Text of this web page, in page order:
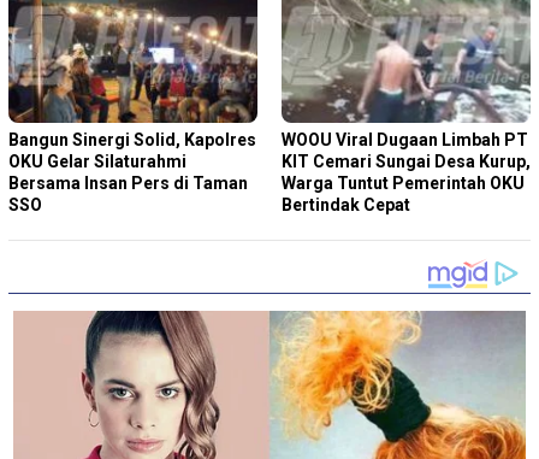
Bangun Sinergi Solid, Kapolres
OKU Gelar Silaturahmi
Bersama Insan Pers di Taman
SSO
WOOU Viral Dugaan Limbah PT
KIT Cemari Sungai Desa Kurup,
Warga Tuntut Pemerintah OKU
Bertindak Cepat